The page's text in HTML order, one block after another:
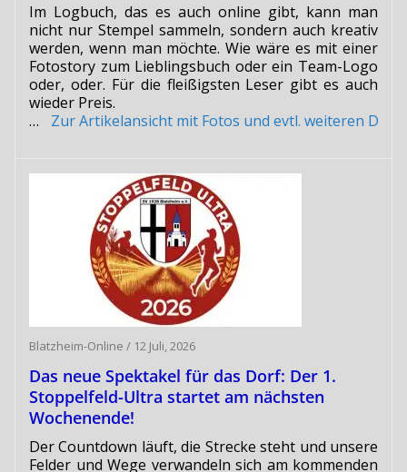
Im Logbuch, das es auch online gibt, kann man
nicht nur Stempel sammeln, sondern auch kreativ
werden, wenn man möchte. Wie wäre es mit einer
Fotostory zum Lieblingsbuch oder ein Team-Logo
oder, oder. Für die fleißigsten Leser gibt es auch
wieder Preis.
…Zur Artikelansicht mit Fotos und evtl. weiteren
Blatzheim-Online / 12 Juli, 2026
Das neue Spektakel für das Dorf: Der 1.
Stoppelfeld-Ultra startet am nächsten
Wochenende!
Der Countdown läuft, die Strecke steht und unsere
Felder und Wege verwandeln sich am kommenden